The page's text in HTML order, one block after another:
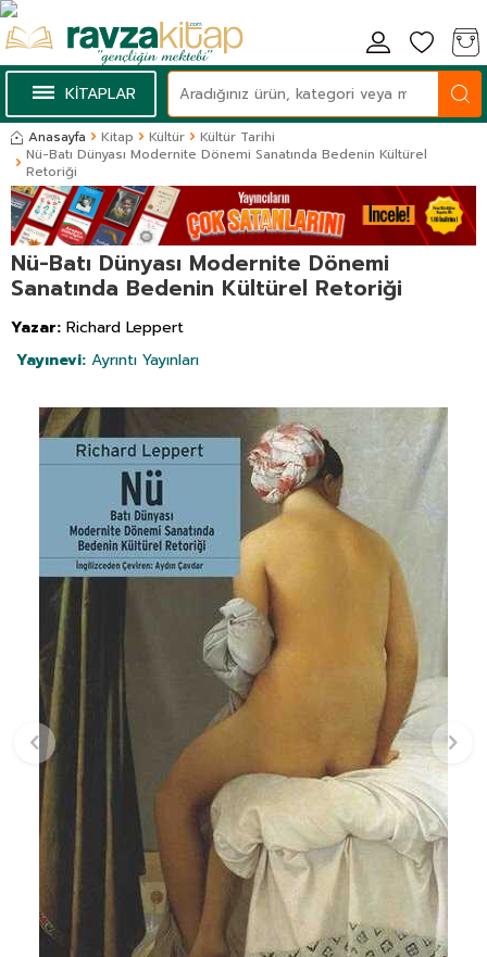
KİTAPLAR
Anasayfa Kitap Kültür
Kültür Tarihi
Nü-Batı Dünyası Modernite Dönemi Sanatında Bedenin Kültürel
Retoriği
Nü-Batı Dünyası Modernite Dönemi
Sanatında Bedenin Kültürel Retoriği
Yazar: Richard Leppert
Yayınevi: Ayrıntı Yayınları